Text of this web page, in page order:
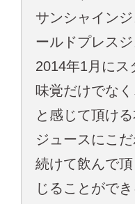
サンシャイン
ールドプレス
2014年1月にス
味覚だけでな
と感じて頂け
ジュースにこ
続けて飲んで
じることができ